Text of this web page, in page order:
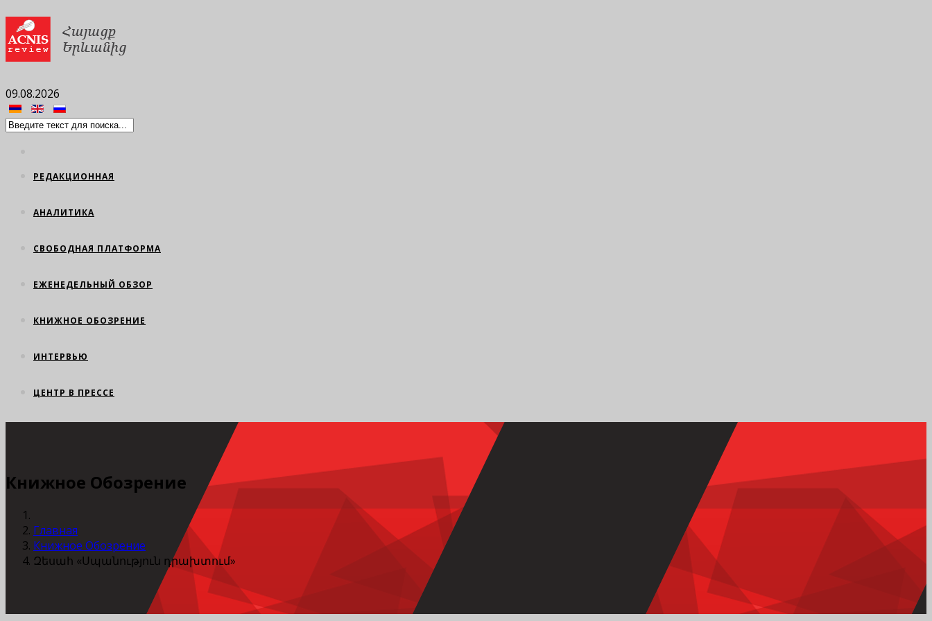
09.08.2026
РЕДАКЦИОННАЯ
АНАЛИТИКА
СВОБОДНАЯ ПЛАТФОРМА
ЕЖЕНЕДЕЛЬНЫЙ ОБЗОР
КНИЖНОЕ ОБОЗРЕНИЕ
ИНТЕРВЬЮ
ЦЕНТР В ПРЕССЕ
Книжное Обозрение
Главная
Книжное Обозрение
Զեսահ «Սպանություն դրախտում»